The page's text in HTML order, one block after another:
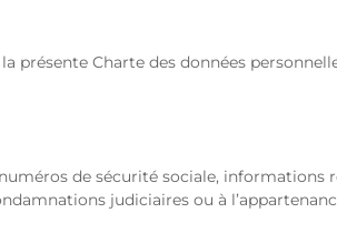
Charte des données
de sécurité sociale, informations
judiciaires ou à